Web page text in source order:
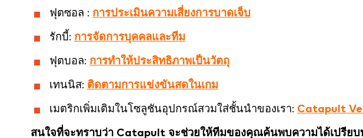
ฟุตซอล : การประเมินความเสี่ยงการบาดเจ็บ
รักบี้: การจัดการบุคคลและทีม
ฟุตบอล: การทำให้ประสิทธิภาพเป็นวัตถุ
เทนนิส: ติดตามการแข่งขันสดในเกม
เมตริกเพิ่มเติมในโซลูชันอุปกรณ์สวมใส่ชั้นนำของเรา: Catapult
สนใจที่จะทราบว่า Catapult จะช่วยให้ทีมของคุณค้นพบความได้เปรียบ